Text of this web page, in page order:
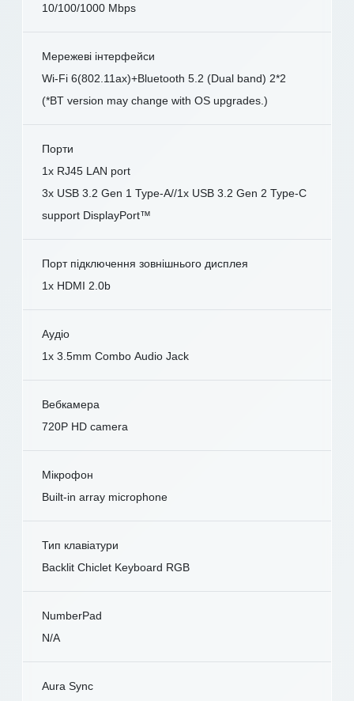
10/100/1000 Mbps
Мережеві інтерфейси
Wi-Fi 6(802.11ax)+Bluetooth 5.2 (Dual band) 2*2
(*BT version may change with OS upgrades.)
Порти
1x RJ45 LAN port
3x USB 3.2 Gen 1 Type-A//1x USB 3.2 Gen 2 Type-C
support DisplayPort™
Порт підключення зовнішнього дисплея
1x HDMI 2.0b
Аудіо
1x 3.5mm Combo Audio Jack
Вебкамера
720P HD camera
Мікрофон
Built-in array microphone
Тип клавіатури
Backlit Chiclet Keyboard RGB
NumberPad
N/A
Aura Sync